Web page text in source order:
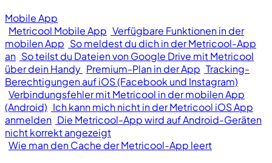
Mobile App
Metricool Mobile App Verfügbare Funktionen in der
mobilen App So meldest du dich in der Metricool-App
an So teilst du Dateien von Google Drive mit Metricool
über dein Handy Premium-Plan in der App Tracking-
Berechtigungen auf iOS (Facebook und Instagram)
Verbindungsfehler mit Metricool in der mobilen App
(Android) Ich kann mich nicht in der Metricool iOS App
anmelden Die Metricool-App wird auf Android-Geräten
nicht korrekt angezeigt
Wie man den Cache der Metricool-App leert